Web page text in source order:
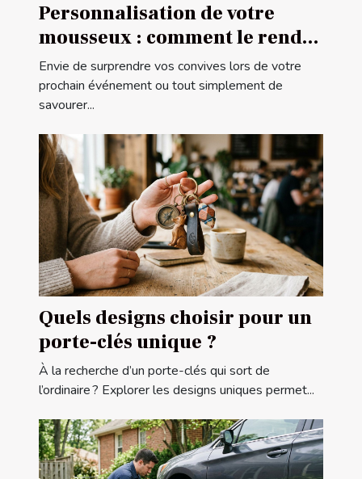
Personnalisation de votre
mousseux : comment le rendre
unique ?
Envie de surprendre vos convives lors de votre
prochain événement ou tout simplement de
savourer...
Quels designs choisir pour un
porte-clés unique ?
À la recherche d’un porte-clés qui sort de
l’ordinaire ? Explorer les designs uniques permet...